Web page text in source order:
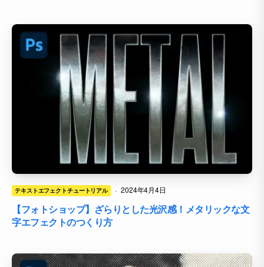
テキストエフェクトチュートリアル · 2024年4月4日
【フォトショップ】ざらりとした光沢感！メタリックな文
字エフェクトのつくり方